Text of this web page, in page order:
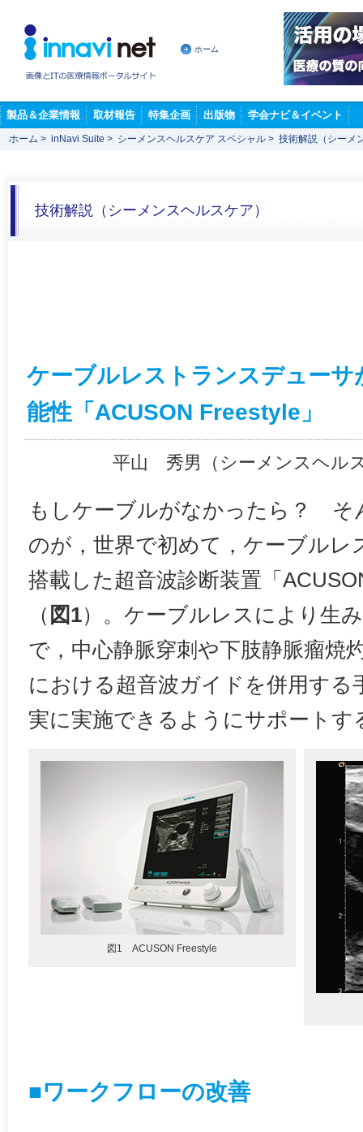
ホーム
製品＆企業情報 取材報告 特集企画 出版物 学会ナビ＆イベント
ホーム > inNavi Suite > シーメンスヘルスケア スペシャル > 技術解説（シーメ
技術解説（シーメンスヘルスケア）
ケーブルレストランスデューサ
能性「ACUSON Freestyle」
平山 秀男（シーメンスヘル
もしケーブルがなかったら？ そ
のが，世界で初めて，ケーブルレ
搭載した超音波診断装置「
（ 図1）。ケーブルレスにより生
で，中心静脈穿刺や下肢静脈瘤焼
における超音波ガイドを併用する
実に実施できるようにサポートす
図1 ACUSON Freestyle
■ワークフローの改善